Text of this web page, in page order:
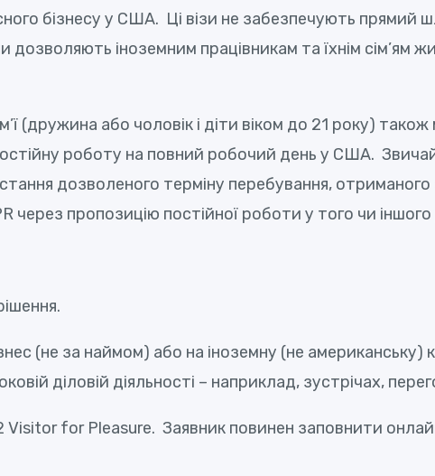
бізнесу у США. Ці візи не забезпечують прямий
іноземним працівникам та їхнім сім’ям
(дружина або чоловік і діти віком до 21 року)
роботу на повний робочий день у США.
дозволеного терміну перебування, отриманого
через пропозицію постійної роботи у того чи
(не за наймом) або на іноземну (не американську)
діловій діяльності – наприклад, зустрічах,
Visitor for Pleasure. Заявник повинен заповнити